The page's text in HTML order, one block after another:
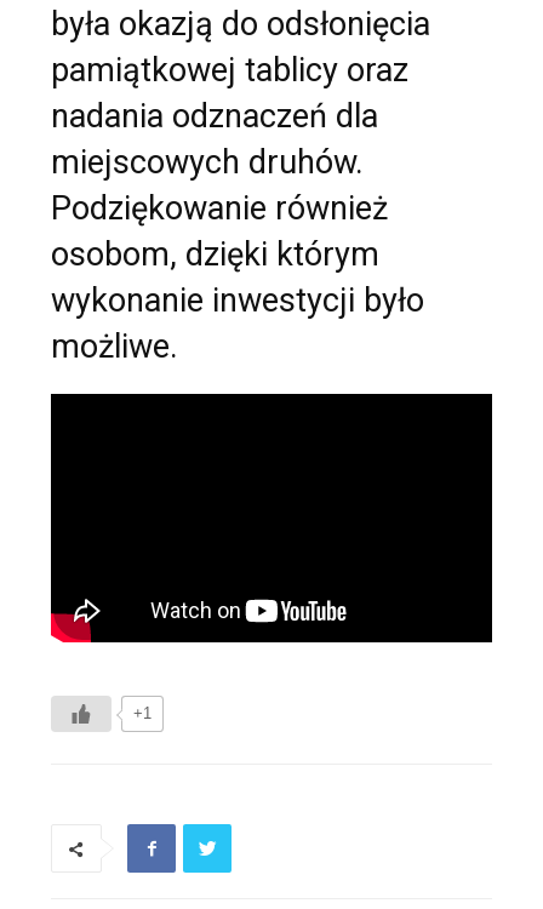
była okazją do odsłonięcia
pamiątkowej tablicy oraz
nadania odznaczeń dla
miejscowych druhów.
Podziękowanie również
osobom, dzięki którym
wykonanie inwestycji było
możliwe.
+1